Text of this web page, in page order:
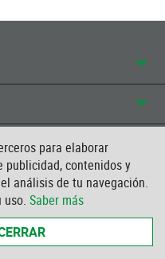
para elaborar
contenidos y
análisis de tu navegación.
uso. Saber más